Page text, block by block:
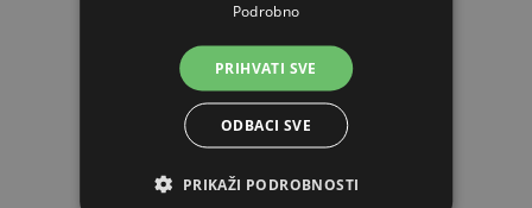
6,30€
STAVI U KOŠARICU
Podrobno
PRIHVATI SVE
ODBACI SVE
PRIKAŽI PODROBNOSTI